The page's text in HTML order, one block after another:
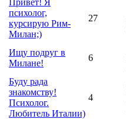
психолог,
курсирую Рим-
Милан;)
27
Ищу подруг в
Милане!
6
Буду рада
знакомству!
Психолог.
Любитель Италии)
4